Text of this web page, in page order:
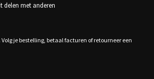
delen met anderen
je bestelling, betaal facturen of retourneer een